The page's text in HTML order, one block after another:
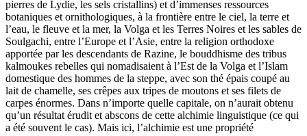
pierres de Lydie, les sels cristallins) et d’immenses ressources
botaniques et ornithologiques, à la frontière entre le ciel, la terre et
l’eau, le fleuve et la mer, la Volga et les Terres Noires et les sables de
Soulgachi, entre l’Europe et l’Asie, entre la religion orthodoxe
apportée par les descendants de Razine, le bouddhisme des tribus
kalmoukes rebelles qui nomadisaient à l’Est de la Volga et l’Islam
domestique des hommes de la steppe, avec son thé épais coupé au
lait de chamelle, ses crêpes aux tripes de moutons et ses filets de
carpes énormes. Dans n’importe quelle capitale, on n’aurait obtenu
qu’un résultat érudit et abscons de cette alchimie linguistique (ce qui
a été souvent le cas). Mais ici, l’alchimie est une propriété